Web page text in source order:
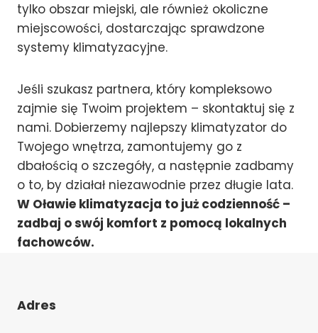
tylko obszar miejski, ale również okoliczne
miejscowości, dostarczając sprawdzone
systemy klimatyzacyjne.
Jeśli szukasz partnera, który kompleksowo
zajmie się Twoim projektem – skontaktuj się z
nami. Dobierzemy najlepszy klimatyzator do
Twojego wnętrza, zamontujemy go z
dbałością o szczegóły, a następnie zadbamy
o to, by działał niezawodnie przez długie lata.
W Oławie klimatyzacja to już codzienność –
zadbaj o swój komfort z pomocą lokalnych
fachowców.
Adres